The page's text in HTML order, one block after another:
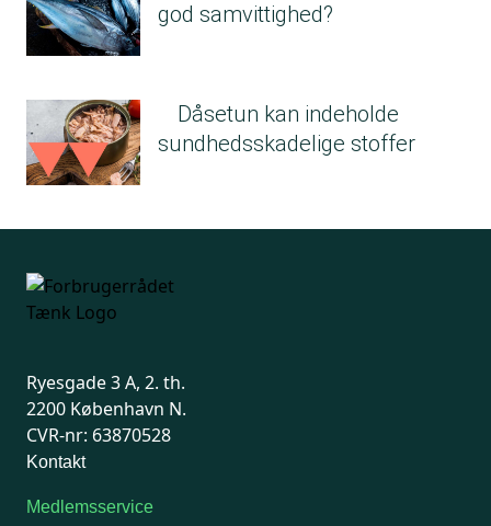
god samvittighed?
Dåsetun kan indeholde
sundhedsskadelige stoffer
Ryesgade 3 A, 2. th.
2200 København N.
CVR-nr: 63870528
Kontakt
Medlemsservice